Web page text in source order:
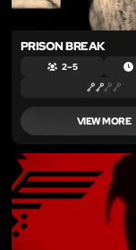
PRISON BREAK
2 – 5
VIEW MORE